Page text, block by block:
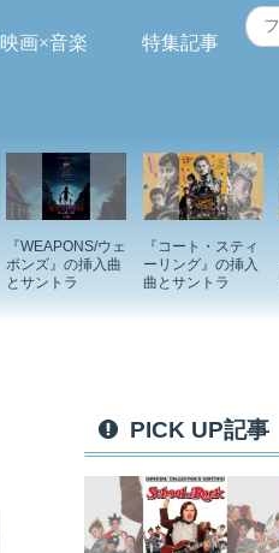
映画×音楽 特集記事
『WEAPONS/ウェ
ポンズ』の挿入曲
とサントラ
『コート・スティ
ーリング』の挿入
曲とサントラ
PICK UP記事